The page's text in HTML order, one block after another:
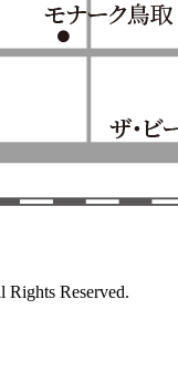
Reserved.